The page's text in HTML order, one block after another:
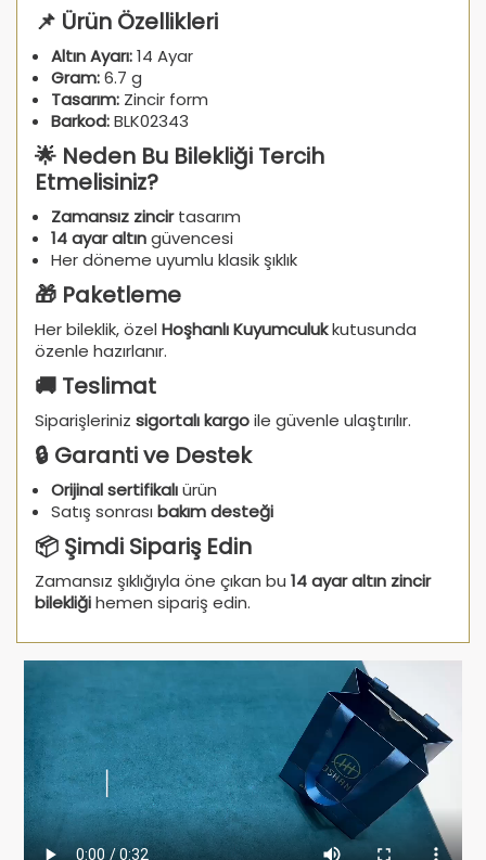
📌 Ürün Özellikleri
Altın Ayarı:14 Ayar
Gram:6.7 g
Tasarım: Zincir form
Barkod:BLK02343
🌟 Neden Bu Bilekliği Tercih
Etmelisiniz?
Zamansız zincirtasarım
14 ayar altıngüvencesi
Her döneme uyumlu klasik şıklık
🎁 Paketleme
Her bileklik, özel Hoşhanlı Kuyumculukkutusunda
özenle hazırlanır.
🚚 Teslimat
Siparişleriniz sigortalı kargoile güvenle ulaştırılır.
🔒 Garanti ve Destek
Orijinal sertifikalıürün
Satış sonrası bakım desteği
📦 Şimdi Sipariş Edin
Zamansız şıklığıyla öne çıkan bu 14 ayar altın zincir
bilekliğihemen sipariş edin.